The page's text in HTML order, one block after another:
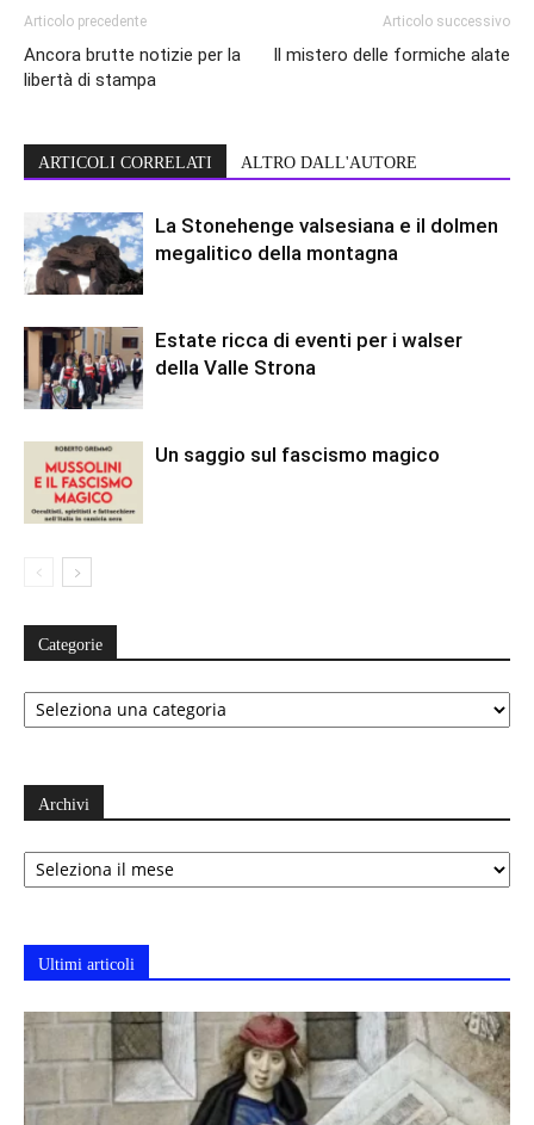
Articolo precedente
Ancora brutte notizie per la
libertà di stampa
Articolo successivo
Il mistero delle formiche alate
ARTICOLI CORRELATI ALTRO DALL'AUTORE
La Stonehenge valsesiana e il dolmen
megalitico della montagna
Estate ricca di eventi per i walser
della Valle Strona
Un saggio sul fascismo magico
Categorie
Categorie
Archivi
Archivi
Ultimi articoli